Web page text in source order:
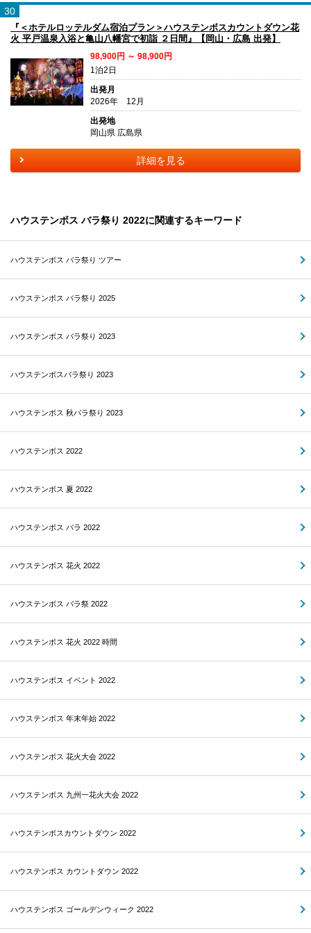
30
『＜ホテルロッテルダム宿泊プラン＞ハウステンボスカウントダウン花
火 平戸温泉入浴と亀山八幡宮で初詣 ２日間』【岡山・広島 出発】
98,900円 ～ 98,900円
1泊2日
出発月
2026年 12月
出発地
岡山県 広島県
詳細を見る
ハウステンボス バラ祭り 2022に関連するキーワード
ハウステンボス バラ祭り ツアー
ハウステンボス バラ祭り 2025
ハウステンボス バラ祭り 2023
ハウステンボスバラ祭り 2023
ハウステンボス 秋バラ祭り 2023
ハウステンボス 2022
ハウステンボス 夏 2022
ハウステンボス バラ 2022
ハウステンボス 花火 2022
ハウステンボス バラ祭 2022
ハウステンボス 花火 2022 時間
ハウステンボス イベント 2022
ハウステンボス 年末年始 2022
ハウステンボス 花火大会 2022
ハウステンボス 九州一花火大会 2022
ハウステンボスカウントダウン 2022
ハウステンボス カウントダウン 2022
ハウステンボス ゴールデンウィーク 2022